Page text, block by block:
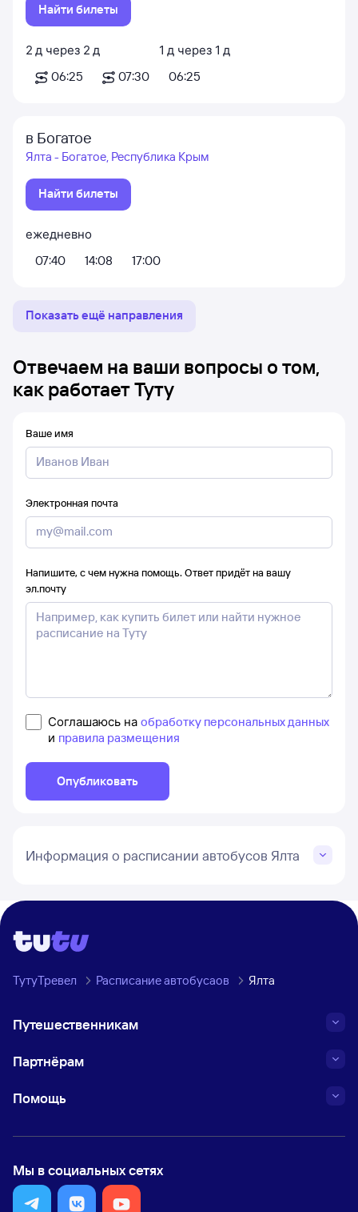
Найти билеты
2 д через 2 д
06:25
07:30
1 д через 1 д
06:25
в Богатое
Ялта - Богатое, Республика Крым
Найти билеты
ежедневно
07:40
14:08 17:00
Показать ещё направления
Отвечаем на ваши вопросы о том,
как работает Туту
Ваше имя
Электронная почта
Напишите, с чем нужна помощь. Ответ придёт на вашу
эл.почту
Соглашаюсь на обработку персональных данных
и правила размещения
Опубликовать
Информация о расписании автобусов Ялта
ТутуТревел Расписание автобусаов Ялта
Путешественникам
Партнёрам
Помощь
Мы в социальных сетях